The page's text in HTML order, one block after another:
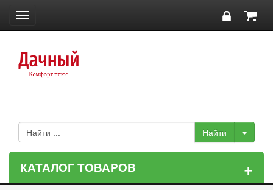
Toggle
navigation
КАТАЛОГ ТОВАРОВ +